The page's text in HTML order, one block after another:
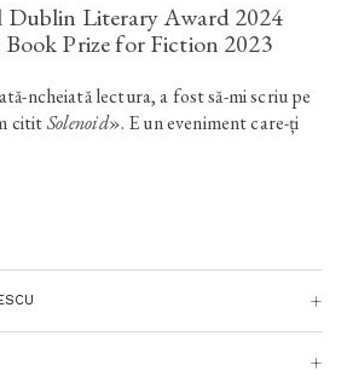
Literary Award 2024
Book Prize for Fiction 2023
ncheiată lectura, a fost să-mi scriu pe
cititSolenoid». E un eveniment care-ți
LIICEANU
. „Ţipătul vieţii“(LaPunkt.ro,